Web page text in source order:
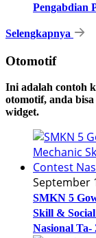
Pengabdian
Selengkapnya
Otomotif
Ini adalah contoh
otomotif, anda
widget.
September
SMKN 5
Skill &
Nasional Ta-